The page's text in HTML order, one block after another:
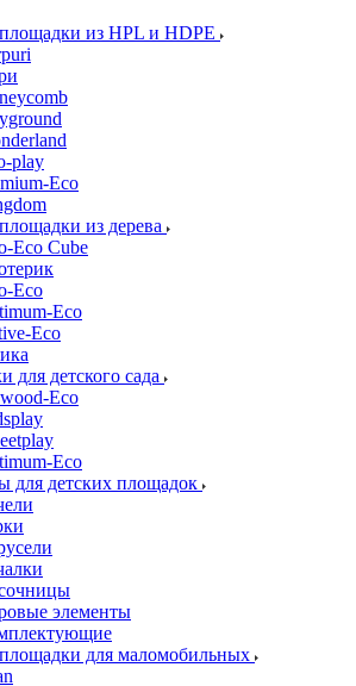
из HPL и HDPE
play
Eco
из дерева
Eco Cube
Eco
Еco
Eco
для детского сада
Eco
Еco
для детских площадок
элементы
для маломобильных